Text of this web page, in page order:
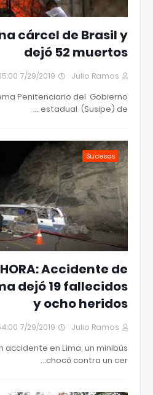
cárcel de Brasil y
dejó 52 muertos
Julio Ramos 7/29/2019 06:05:00 م
Penitenciario del Gobierno
estadual (Susipe) de …
Sucesos
Accidente de
dejó 19 fallecidos
y ocho heridos
Julio Ramos 7/29/2019 05:54:00 م
accidente en Lima, un minibús
chocó contra un cer…